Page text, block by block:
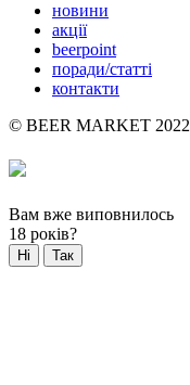
новини
акції
beerpoint
поради/статті
контакти
© BEER MARKET 2022
Вам вже виповнилось
18 років?
Ні Так